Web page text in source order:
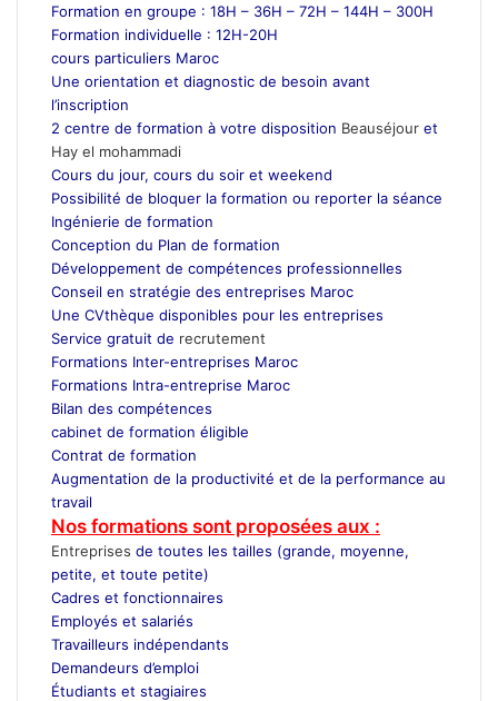
Formation en groupe : 18H – 36H – 72H – 144H – 300H
Formation individuelle : 12H-20H
cours particuliers Maroc
Une orientation et diagnostic de besoin avant
l’inscription
2 centre de formation à votre disposition Beauséjour et
Hay el mohammadi
Cours du jour, cours du soir et weekend
Possibilité de bloquer la formation ou reporter la séance
Ingénierie de formation
Conception du Plan de formation
Développement de compétences professionnelles
Conseil en stratégie des entreprises Maroc
Une CVthèque disponibles pour les entreprises
Service gratuit de recrutement
Formations Inter-entreprises Maroc
Formations Intra-entreprise Maroc
Bilan des compétences
cabinet de formation éligible
Contrat de formation
Augmentation de la productivité et de la performance au
travail
Nos formations sont proposées aux :
Entreprises de toutes les tailles (grande, moyenne,
petite, et toute petite)
Cadres et fonctionnaires
Employés et salariés
Travailleurs indépendants
Demandeurs d’emploi
Étudiants et stagiaires